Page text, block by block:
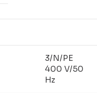
3/N/PE
400 V/50
Hz